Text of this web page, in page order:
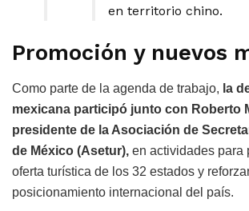
en territorio chino.
Promoción y nuevos
Como parte de la agenda de trabajo, la
mexicana participó junto con Roberto
presidente de la Asociación de
de México (Asetur), en actividades para
oferta turística de los 32 estados y
posicionamiento internacional del país.